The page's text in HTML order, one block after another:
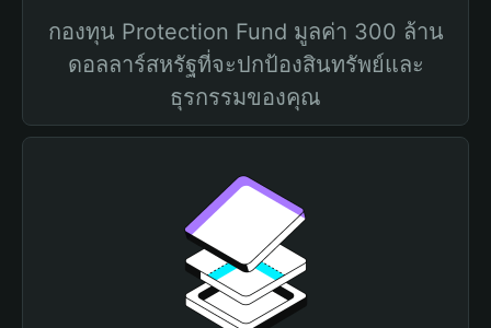
กองทุน Protection Fund มูลค่า 300 ล้าน
ดอลลาร์สหรัฐที่จะปกป้องสินทรัพย์และ
ธุรกรรมของคุณ